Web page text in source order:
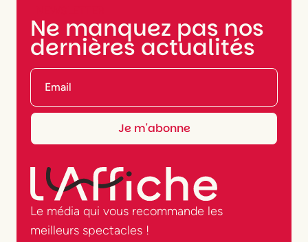
Ne manquez pas nos
dernières actualités
Le média qui vous recommande les
meilleurs spectacles !